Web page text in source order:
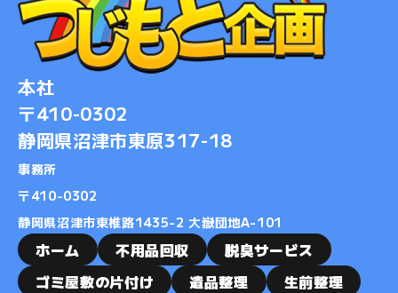
本社
〒410-0302
静岡県沼津市東原317-18
事務所
​​​​​​​〒410-0302
静岡県沼津市東椎路1435-2 大嶽団地A-101
ホーム 不用品回収
脱臭サービス
ゴミ屋敷の片付け
遺品整理
生前整理